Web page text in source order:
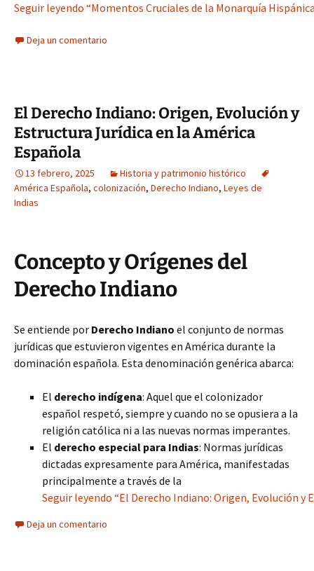
Seguir leyendo “Momentos Cruciales de la Monarquía
Deja un comentario
El Derecho Indiano: Origen, Evolución y
Estructura Jurídica en la América
Española
13 febrero, 2025
Historia y patrimonio histórico
América Española, colonización, Derecho Indiano, Leyes de
Indias
Concepto y Orígenes del
Derecho Indiano
Se entiende por Derecho Indiano el conjunto de normas
jurídicas que estuvieron vigentes en América durante la
dominación española. Esta denominación genérica abarca:
El derecho indígena: Aquel que el colonizador
español respetó, siempre y cuando no se opusiera a la
religión católica ni a las nuevas normas imperantes.
El derecho especial para Indias: Normas jurídicas
dictadas expresamente para América, manifestadas
principalmente a través de la
Seguir leyendo “El Derecho Indiano: Origen, Evolución y
Deja un comentario